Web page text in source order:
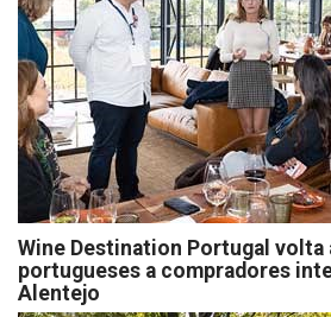
Wine Destination Portugal
portugueses a compradores
Alentejo